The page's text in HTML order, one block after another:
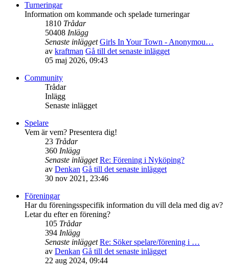
Turneringar
Information om kommande och spelade turneringar
1810 Trådar
50408 Inlägg
Senaste inlägget Girls In Your Town - Anonymou…
av kraftman Gå till det senaste inlägget
05 maj 2026, 09:43
Community
Trådar
Inlägg
Senaste inlägget
Spelare
Vem är vem? Presentera dig!
23 Trådar
360 Inlägg
Senaste inlägget Re: Förening i Nyköping?
av Denkan Gå till det senaste inlägget
30 nov 2021, 23:46
Föreningar
Har du föreningsspecifik information du vill dela med dig av?
Letar du efter en förening?
105 Trådar
394 Inlägg
Senaste inlägget Re: Söker spelare/förening i …
av Denkan Gå till det senaste inlägget
22 aug 2024, 09:44